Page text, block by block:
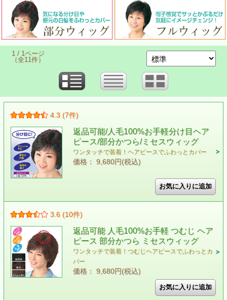
1 / 1ページ
（全11件）
4.3 (7件)
返品可能/人毛100%お手軽分け目ヘア
ピース/部分かつら/ミセスウィッグ
ワンタッチで装着！ヘアピースでふわっとカバー
価格： 9,680円(税込)
3.6 (10件)
返品可能 人毛100%お手軽 つむじ ヘア
ピース 部分かつら ミセスウィッグ
ワンタッチで装着！つむじヘアピースでふわっとカ
バー
価格： 9,680円(税込)